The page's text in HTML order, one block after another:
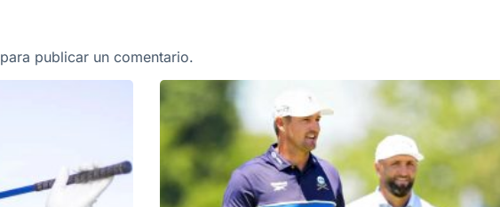
para publicar un comentario.